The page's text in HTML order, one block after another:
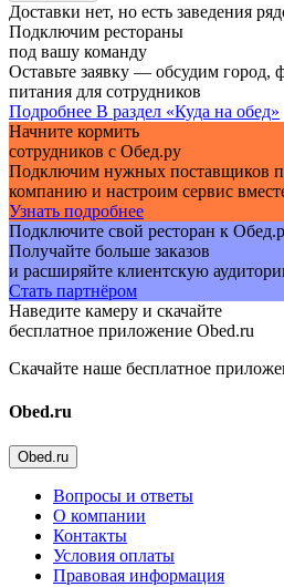
Доставки нет, но есть заведения
Подключим рестораны
под вашу команду
Оставьте заявку — обсудим город,
питания для сотрудников
Подробнее В раздел «Куда на обед»
Начните кормить
сотрудников с Обед.ру
Подключим нужных поставщиков
компанию и настроим сервис
Узнать подробнее
Подключите свой ресторан к
Получайте больше заказов
и расширяйте клиентскую
Стать партнёром
Наведите камеру и скачайте
бесплатное приложение Obed.ru
Скачайте наше бесплатное
Obed.ru
Obed.ru
Вопросы и ответы
О компании
Контакты
Условия оплаты
Правовая информация